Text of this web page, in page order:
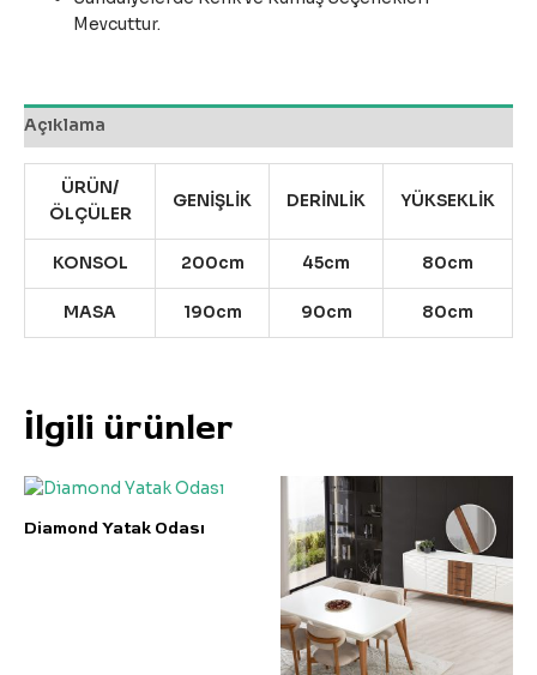
Mevcuttur.
Açıklama
ÜRÜN/
ÖLÇÜLER
GENİŞLİK DERİNLİK YÜKSEKLİK
KONSOL 200cm 45cm 80cm
MASA 190cm 90cm 80cm
İlgili ürünler
Diamond Yatak Odası